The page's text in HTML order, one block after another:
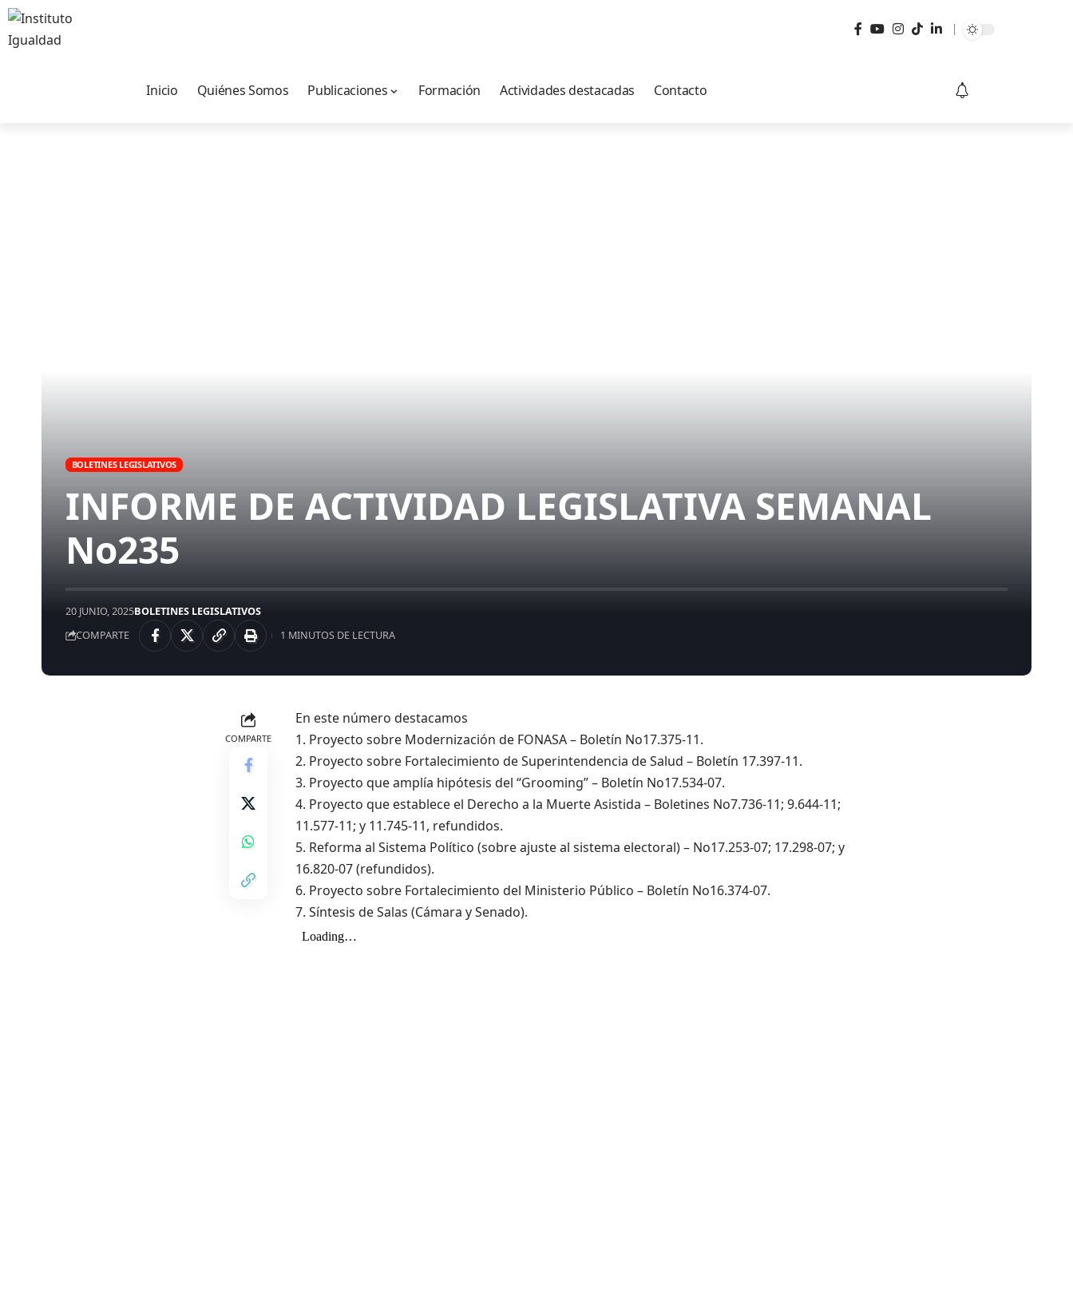
Inicio Quiénes Somos Publicaciones Formación Actividades destacadas Contacto
BOLETINES LEGISLATIVOS
INFORME DE ACTIVIDAD LEGISLATIVA SEMANAL
No235
20 JUNIO, 2025BOLETINES LEGISLATIVOS
COMPARTE
1 MINUTOS DE LECTURA
COMPARTE
En este número destacamos
1. Proyecto sobre Modernización de FONASA – Boletín No17.375-11.
2. Proyecto sobre Fortalecimiento de Superintendencia de Salud – Boletín 17.397-11.
3. Proyecto que amplía hipótesis del “Grooming” – Boletín No17.534-07.
4. Proyecto que establece el Derecho a la Muerte Asistida – Boletines No7.736-11; 9.644-11;
11.577-11; y 11.745-11, refundidos.
5. Reforma al Sistema Político (sobre ajuste al sistema electoral) – No17.253-07; 17.298-07; y
16.820-07 (refundidos).
6. Proyecto sobre Fortalecimiento del Ministerio Público – Boletín No16.374-07.
7. Síntesis de Salas (Cámara y Senado).